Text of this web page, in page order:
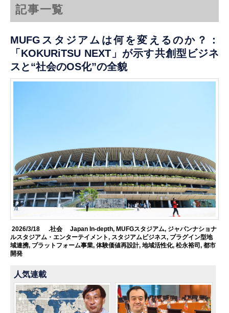
記事一覧
MUFGスタジアムは何を変えるのか？：
「KOKURiTSU NEXT」が示す共創型ビジネ
スと“社会のOS化”の全貌
2026/3/18 .社会 Japan In-depth, MUFGスタジアム, ジャパンナショナ
ルスタジアム・エンターテイメント, スタジアムビジネス, プラグイン型地
域連携, プラットフォーム事業,体験価値再設計,地域活性化,松永裕司,都市
開発
人気連載